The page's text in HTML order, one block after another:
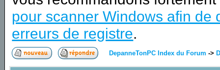
pour scanner Windows afin de
erreurs de registre.
DepanneTonPC Index du Forum ->